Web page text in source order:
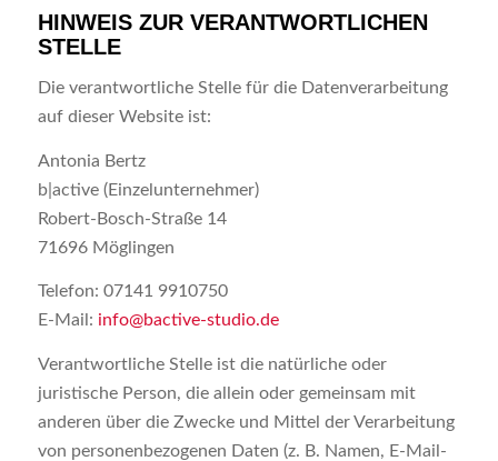
HINWEIS ZUR VERANTWORTLICHEN
STELLE
Die verantwortliche Stelle für die Datenverarbeitung
auf dieser Website ist:
Antonia Bertz
b|active (Einzelunternehmer)
Robert-Bosch-Straße 14
71696 Möglingen
Telefon: 07141 9910750
E-Mail: info@bactive-studio.de
Verantwortliche Stelle ist die natürliche oder
juristische Person, die allein oder gemeinsam mit
anderen über die Zwecke und Mittel der Verarbeitung
von personenbezogenen Daten (z. B. Namen, E-Mail-